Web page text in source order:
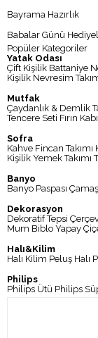
Bayrama Hazırlık
Babalar Günü
Popüler Kategoriler
Yatak Odası
Çift Kişilik Battaniye
Kişilik Nevresim
Mutfak
Çaydanlık & Demlik
Tencere Seti Fırın Kabı
Sofra
Kahve Fincan Takımı
Kişilik Yemek Takımı
Banyo
Banyo Paspası
Dekorasyon
Dekoratif Tepsi
Mum Biblo Yapay
Halı&Kilim
Halı Kilim Peluş Halı
Philips
Philips Ütü Philips